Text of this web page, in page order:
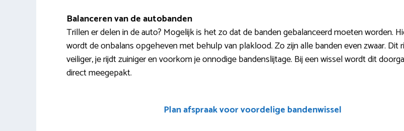
Balanceren van de autobanden
Trillen er delen in de auto? Mogelijk is het zo dat de banden gebalanceerd moeten worden.
wordt de onbalans opgeheven met behulp van plaklood. Zo zijn alle banden even zwaar. Dit
veiliger, je rijdt zuiniger en voorkom je onnodige bandenslijtage. Bij een wissel wordt dit
direct meegepakt.
Plan afspraak voor voordelige bandenwissel